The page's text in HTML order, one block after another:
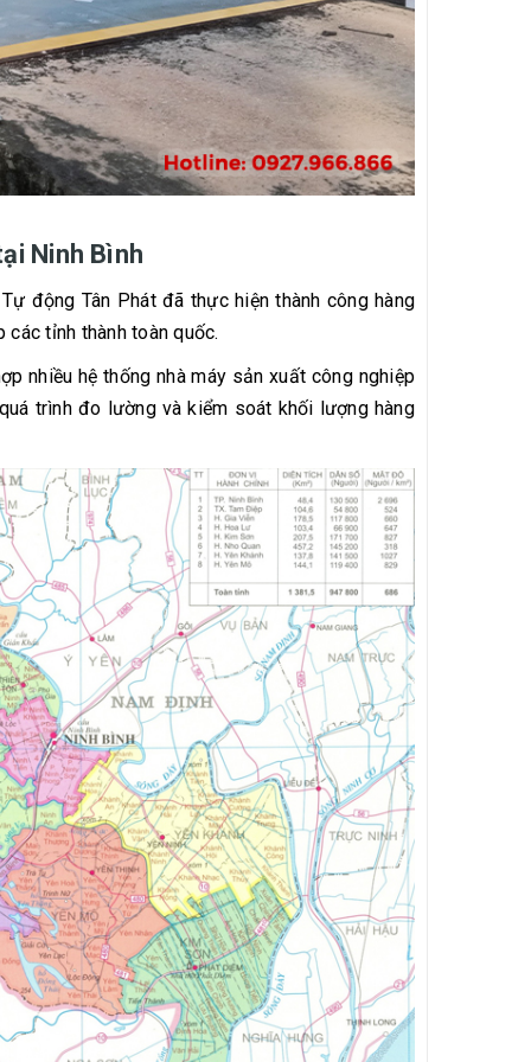
Ninh Bình
động Tân Phát đã thực hiện thành công hàng
tỉnh thành toàn quốc.
nhiều hệ thống nhà máy sản xuất công nghiệp
trình đo lường và kiểm soát khối lượng hàng